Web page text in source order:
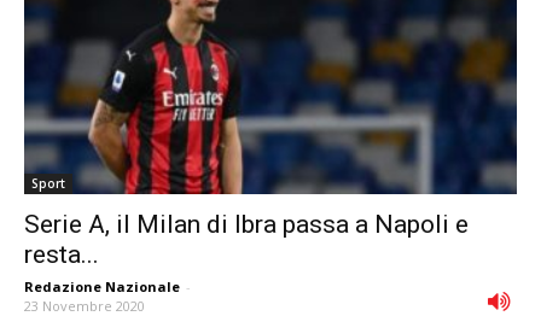
Sport
Serie A, il Milan di Ibra passa a Napoli e
resta...
Redazione Nazionale -
23 Novembre 2020